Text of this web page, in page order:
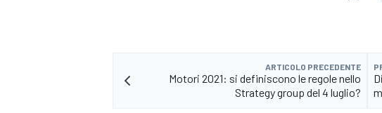
ARTICOLO PRECEDENTE
Motori 2021: si definiscono le regole nello
Strategy group del 4 luglio?